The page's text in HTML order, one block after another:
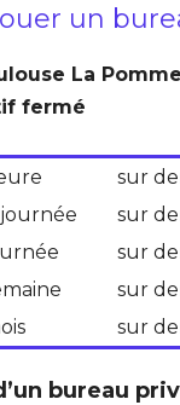
un
La
fermé
sur
sur
sur
sur
sur
bureau